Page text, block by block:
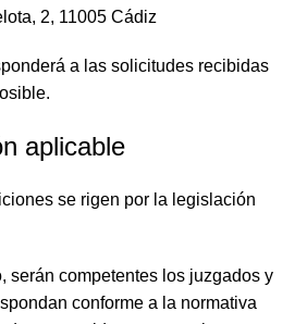
2, 11005 Cádiz
a las solicitudes recibidas
aplicable
se rigen por la legislación
serán competentes los juzgados y
conforme a la normativa